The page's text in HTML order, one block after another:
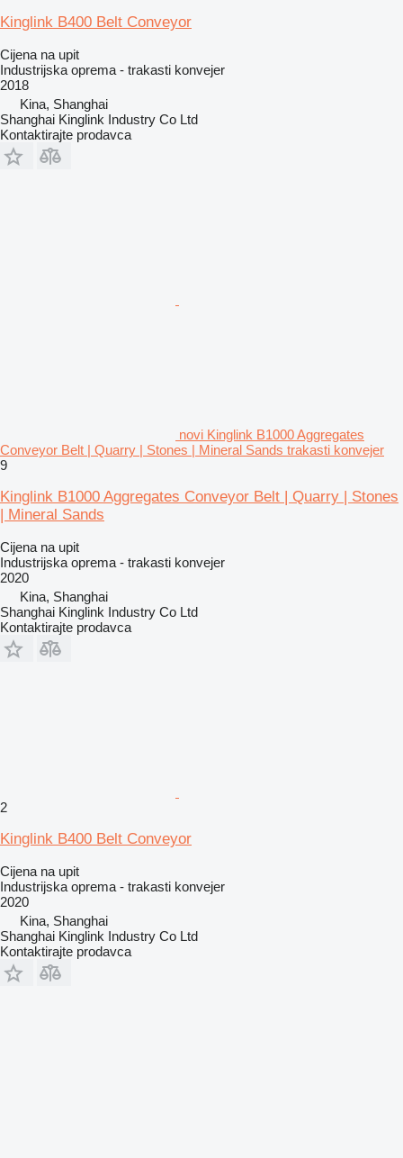
Kinglink B400 Belt Conveyor
Cijena na upit
Industrijska oprema - trakasti konvejer
2018
Kina, Shanghai
Shanghai Kinglink Industry Co Ltd
Kontaktirajte prodavca
novi Kinglink B1000 Aggregates
Conveyor Belt | Quarry | Stones | Mineral Sands trakasti konvejer
9
Kinglink B1000 Aggregates Conveyor Belt | Quarry | Stones
| Mineral Sands
Cijena na upit
Industrijska oprema - trakasti konvejer
2020
Kina, Shanghai
Shanghai Kinglink Industry Co Ltd
Kontaktirajte prodavca
2
Kinglink B400 Belt Conveyor
Cijena na upit
Industrijska oprema - trakasti konvejer
2020
Kina, Shanghai
Shanghai Kinglink Industry Co Ltd
Kontaktirajte prodavca